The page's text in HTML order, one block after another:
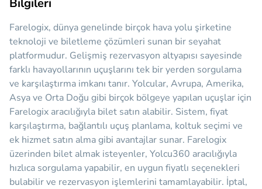
Bilgileri
Farelogix, dünya genelinde birçok hava yolu şirketine
teknoloji ve biletleme çözümleri sunan bir seyahat
platformudur. Gelişmiş rezervasyon altyapısı sayesinde
farklı havayollarının uçuşlarını tek bir yerden sorgulama
ve karşılaştırma imkanı tanır. Yolcular, Avrupa, Amerika,
Asya ve Orta Doğu gibi birçok bölgeye yapılan uçuşlar için
Farelogix aracılığıyla bilet satın alabilir. Sistem, fiyat
karşılaştırma, bağlantılı uçuş planlama, koltuk seçimi ve
ek hizmet satın alma gibi avantajlar sunar. Farelogix
üzerinden bilet almak isteyenler, Yolcu360 aracılığıyla
hızlıca sorgulama yapabilir, en uygun fiyatlı seçenekleri
bulabilir ve rezervasyon işlemlerini tamamlayabilir. İptal,